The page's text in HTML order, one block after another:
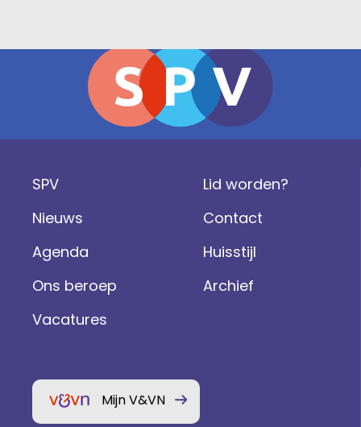
SPV
Nieuws
Agenda
Ons beroep
Vacatures
Lid worden?
Contact
Huisstijl
Archief
Mijn V&VN